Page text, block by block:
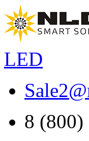
LED
Sale2@
8 (800)